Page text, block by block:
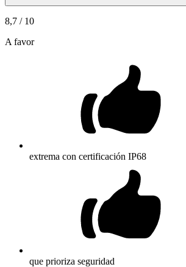
8,7 / 10
A favor
extrema con certificación IP68
que prioriza seguridad